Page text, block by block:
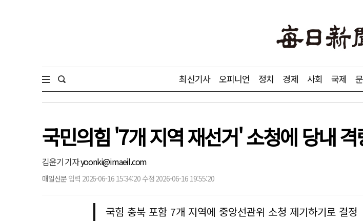
최신기사 오피니언 정치 경제 사회 국제
국민의힘 '7개 지역 재선거' 소청에 당내
김윤기 기자yoonki@imaeil.com
매일신문 입력 2026-06-16 15:34:20 수정 2026-06-16 19:55:20
국힘 충북 포함 7개 지역에 중앙선관위 소청 제기하기로 결정